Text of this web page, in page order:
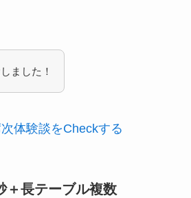
ました！
体験談をCheckする
＋長テーブル複数